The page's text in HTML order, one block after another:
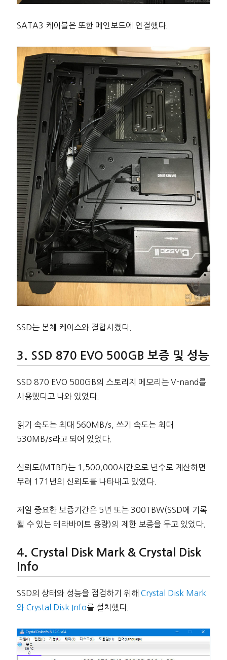
SATA3 케이블은 또한 메인보드에 연결했다.
SSD는 본체 케이스와 결합시켰다.
SSD 870 EVO 500GB 보증 및 성능
SSD 870 EVO 500GB의 스토리지 메모리는 V-nand를
사용했다고 나와 있었다.
읽기 속도는 최대 560MB/s, 쓰기 속도는 최대
530MB/s라고 되어 있었다.
신뢰도(MTBF)는 1,500,000시간으로 년수로 계산하면
무려 171년의 신뢰도를 나타내고 있었다.
제일 중요한 보증기간은 5년 또는 300TBW(SSD에 기록
될 수 있는 테라바이트 용량)의 제한 보증을 두고 있었다.
Crystal Disk Mark & Crystal Disk
Info
SSD의 상태와 성능을 점검하기 위해 Crystal Disk Mark
와 Crystal Disk Info를 설치했다.